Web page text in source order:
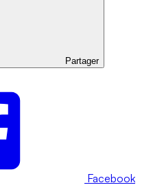
Partager
Facebook